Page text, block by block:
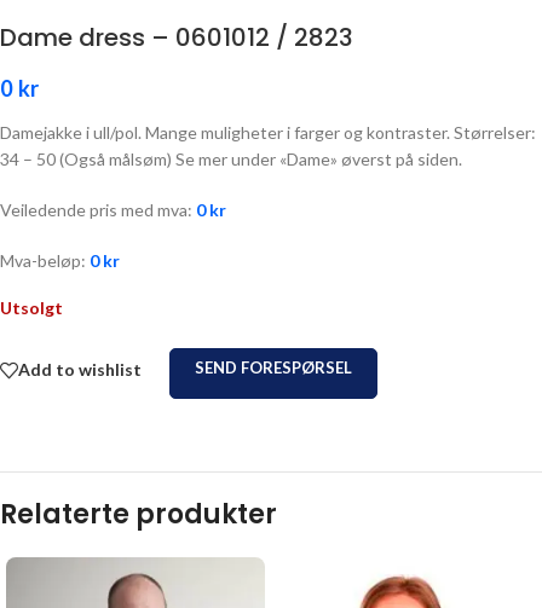
Dame dress – 0601012 / 2823
0 kr
Damejakke i ull/pol. Mange muligheter i farger og kontraster. Størrelser:
34 – 50 (Også målsøm) Se mer under «Dame» øverst på siden.
Veiledende pris med mva: 0kr
Mva-beløp: 0kr
Utsolgt
Add to wishlist SEND FORESPØRSEL
Relaterte produkter